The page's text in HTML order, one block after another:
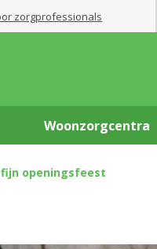
zorgprofessionals
Woonzorgcentra
openingsfeest